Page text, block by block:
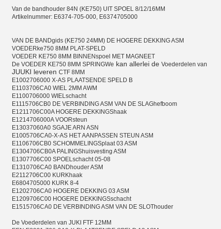
Van de bandhouder 84N (KE750) UIT SPOEL 8/12/16MM
Artikelnummer: E6374-705-000, E6374705000
VAN DE BANDgids (KE750 24MM) DE HOGERE DEKKING ASM
VOEDERke750 8MM PLAT-SPELD
VOEDER KE750 8MM BINNENspoel MET MAGNEET
De VOEDER KE750 8MM SPRINGWe kan allerlei de Voederdelen van
JUUKI leveren CTF 8MM
E1002706000 X-AS PLAATSENDE SPELD B
E1103706CA0 WIEL 2MM AWM
E1100706000 WIELschacht
E1115706CB0 DE VERBINDING ASM VAN DE SLAGhefboom
E1211706C00A HOGERE DEKKINGShaak
E1214706000A VOORsteun
E13037060A0 SGAJE ARN ASN
E1005706CA0-X-AS HET AANPASSEN STEUN ASM
E1106706CB0 SCHOMMELINGSplaat 03 ASM
E1304706CB0A PALINGShuisvesting ASM
E1307706C00 SPOELschacht 05-08
E1310706CA0 BANDhouder ASM
E2112706C00 KURKhaak
E6804705000 KURK 8-4
E1202706CA0 HOGERE DEKKING 03 ASM
E1209706C00 HOGERE DEKKINGSschacht
E1515706CA0 DE VERBINDING ASM VAN DE SLOThouder
De Voederdelen van JUKI FTF 12MM